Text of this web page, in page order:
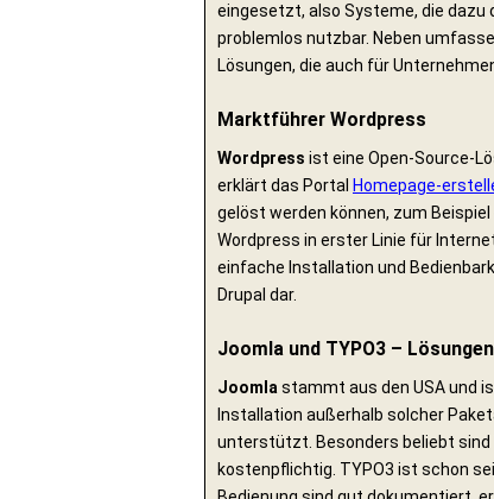
eingesetzt, also Systeme, die dazu
problemlos nutzbar. Neben
Lösungen, die auch für
Marktführer Wordpress
Wordpress ist eine Open-Source-
erklärt das Portal Homepage-
gelöst werden können, zum
Wordpress in erster Linie für
einfache Installation und
Drupal dar.
Joomla und TYPO3 –
Joomla stammt aus den USA und
Installation außerhalb solcher
unterstützt. Besonders beliebt sind
kostenpflichtig. TYPO3 ist schon